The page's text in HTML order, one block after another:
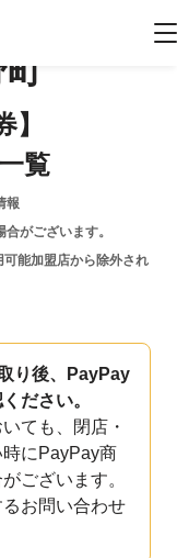
】
覧
報
がございます。
能加盟店から除外され
り後、PayPay
ださい。
ても、閉店・
にPayPay商
ございます。
お問い合わせ